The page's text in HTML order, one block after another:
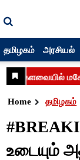
தமிழகம் அரசியல்
Home தமிழகம்
உடையும்